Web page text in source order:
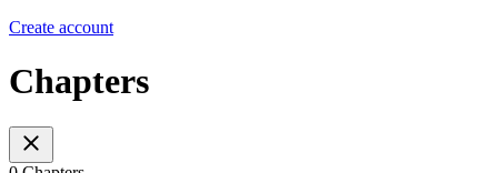
Create account
Chapters